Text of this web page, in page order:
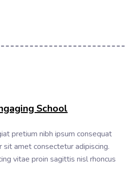
School
pretium nibh ipsum consequat
amet consectetur adipiscing.
vitae proin sagittis nisl rhoncus